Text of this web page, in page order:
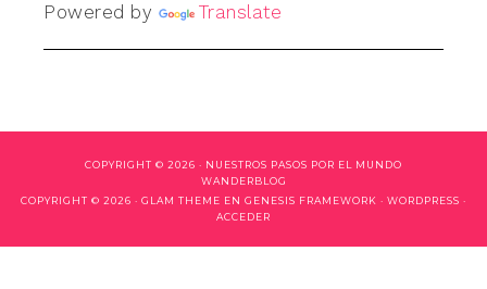
Powered by Translate
COPYRIGHT © 2026 · NUESTROS PASOS POR EL MUNDO
WANDERBLOG
COPYRIGHT © 2026 · GLAM THEME EN GENESIS FRAMEWORK · WORDPRESS ·
ACCEDER